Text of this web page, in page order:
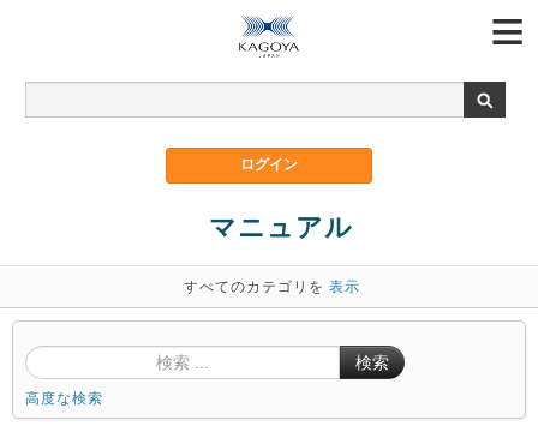
マニュアル
すべてのカテゴリを 表示
検索
高度な検索